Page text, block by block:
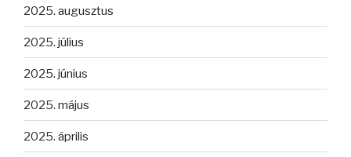
2025. augusztus
2025. július
2025. június
2025. május
2025. április